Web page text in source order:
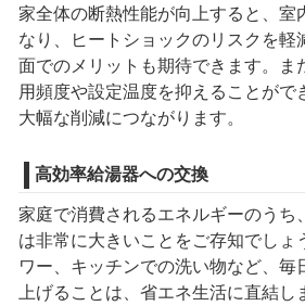
家全体の断熱性能が向上すると、室
なり、ヒートショックのリスクを軽
面でのメリットも期待できます。ま
用頻度や設定温度を抑えることがで
大幅な削減につながります。
高効率給湯器への交換
家庭で消費されるエネルギーのうち
は非常に大きいことをご存知でしょ
ワー、キッチンでの洗い物など、毎
上げることは、省エネ生活に直結し